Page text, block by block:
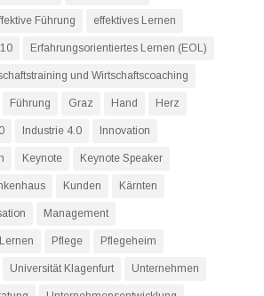
Führung effektives Lernen
Erfahrungsorientiertes Lernen (EOL)
und Wirtschaftscoaching
Führung Graz Hand Herz
Industrie 4.0 Innovation
Keynote Keynote Speaker
Kunden Kärnten
Management
Pflege Pflegeheim
Universität Klagenfurt Unternehmen